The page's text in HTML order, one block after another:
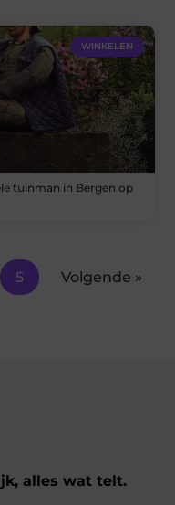
WINKELEN
tuinman in Bergen op
5 Volgende »
alles wat telt.